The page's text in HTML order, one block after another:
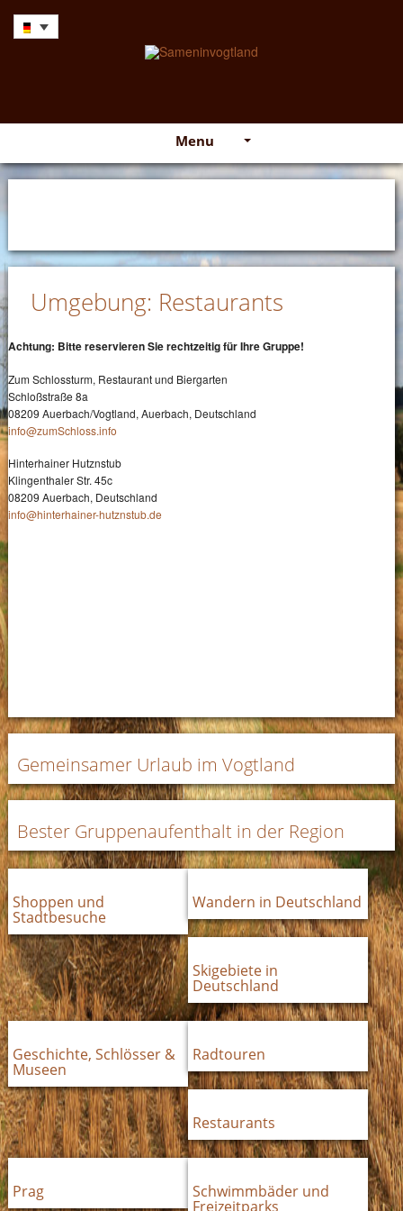
Menu
Umgebung: Restaurants
Achtung: Bitte reservieren Sie rechtzeitig für Ihre Gruppe!
Zum Schlossturm, Restaurant und Biergarten
Schloßstraße 8a
08209 Auerbach/Vogtland, Auerbach, Deutschland
info@zumSchloss.info
Hinterhainer Hutznstub
Klingenthaler Str. 45c
08209 Auerbach, Deutschland
info@hinterhainer-hutznstub.de
Gemeinsamer Urlaub im Vogtland
Bester Gruppenaufenthalt in der Region
Shoppen und
Stadtbesuche
Wandern in Deutschland
Skigebiete in
Deutschland
Geschichte, Schlösser &
Museen
Radtouren
Restaurants
Prag Schwimmbäder und
Freizeitparks